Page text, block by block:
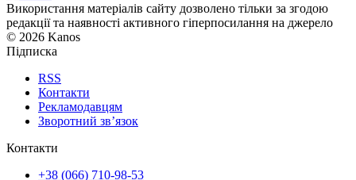
Використання матеріалів сайту дозволено тільки за згодою
редакції та наявності активного гіперпосилання на джерело
© 2026 Kanos
Підписка
RSS
Контакти
Рекламодавцям
Зворотний зв’язок
Контакти
+38 (066) 710-98-53